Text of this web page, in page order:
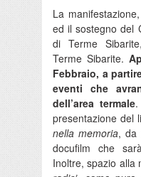
La
ed il sostegno del
di Terme
Terme Sibarite.
Febbraio, a
eventi che
dell’area termale
presentazione del
nella memoria, da
docufilm che
Inoltre, spazio alla